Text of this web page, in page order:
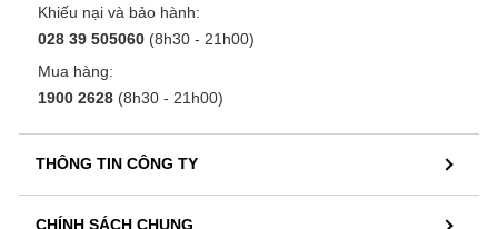
Khiếu nại và bảo hành:
028 39 505060 (8h30 - 21h00)
Mua hàng:
1900 2628 (8h30 - 21h00)
THÔNG TIN CÔNG TY
CHÍNH SÁCH CHUNG